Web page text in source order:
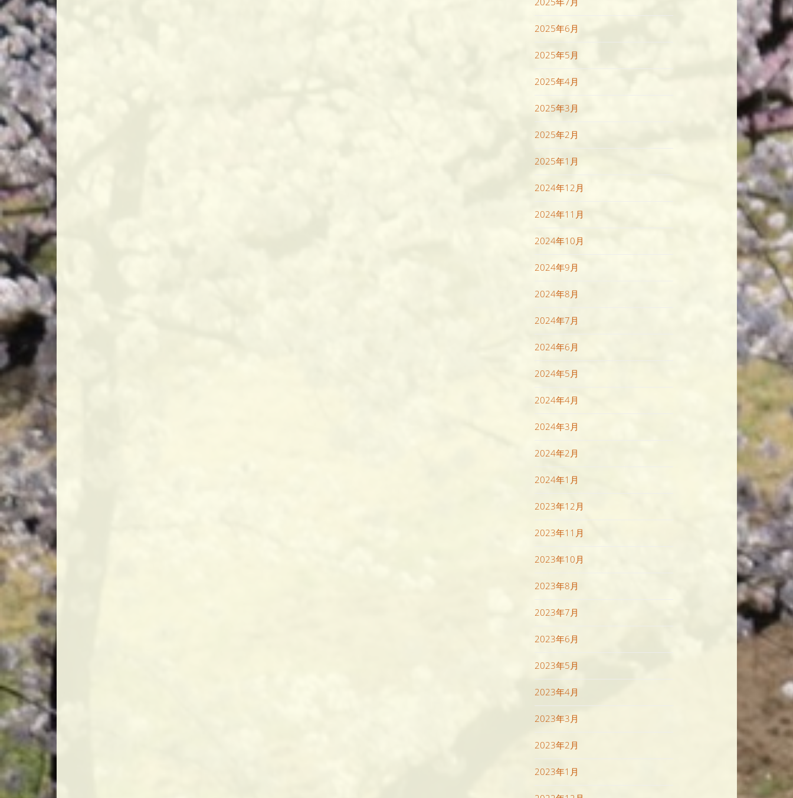
2025年6月
2025年5月
2025年4月
2025年3月
2025年2月
2025年1月
2024年12月
2024年11月
2024年10月
2024年9月
2024年8月
2024年7月
2024年6月
2024年5月
2024年4月
2024年3月
2024年2月
2024年1月
2023年12月
2023年11月
2023年10月
2023年8月
2023年7月
2023年6月
2023年5月
2023年4月
2023年3月
2023年2月
2023年1月